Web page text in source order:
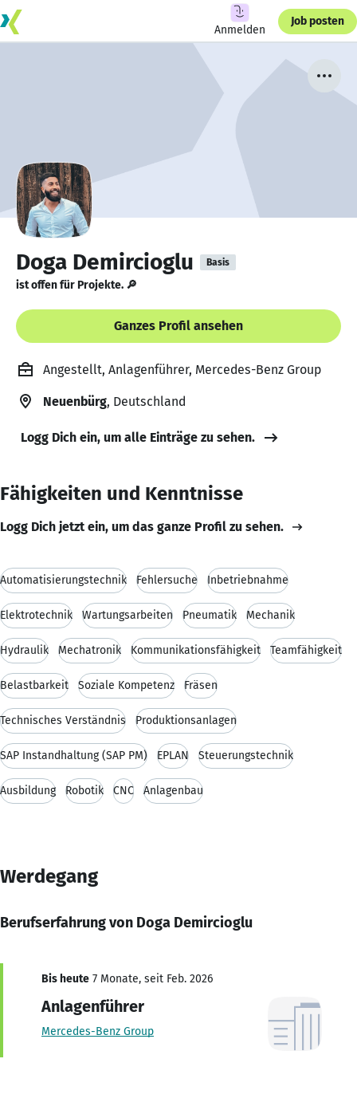
Anmelden
Job posten
Doga Demircioglu Basis
ist offen für Projekte. 🔎
Ganzes Profil ansehen
Angestellt, Anlagenführer, Mercedes-Benz Group
Neuenbürg, Deutschland
Logg Dich ein, um alle Einträge zu sehen.
Fähigkeiten und Kenntnisse
Logg Dich jetzt ein, um das ganze Profil zu sehen.
Automatisierungstechnik Fehlersuche Inbetriebnahme
Elektrotechnik Wartungsarbeiten Pneumatik Mechanik
Hydraulik Mechatronik Kommunikationsfähigkeit Teamfähigkeit
Belastbarkeit Soziale Kompetenz Fräsen
Technisches Verständnis Produktionsanlagen
SAP Instandhaltung (SAP PM) EPLAN Steuerungstechnik
Ausbildung Robotik CNC Anlagenbau
Werdegang
Berufserfahrung von Doga Demircioglu
Bis heute 7 Monate, seit Feb. 2026
Anlagenführer
Mercedes-Benz Group